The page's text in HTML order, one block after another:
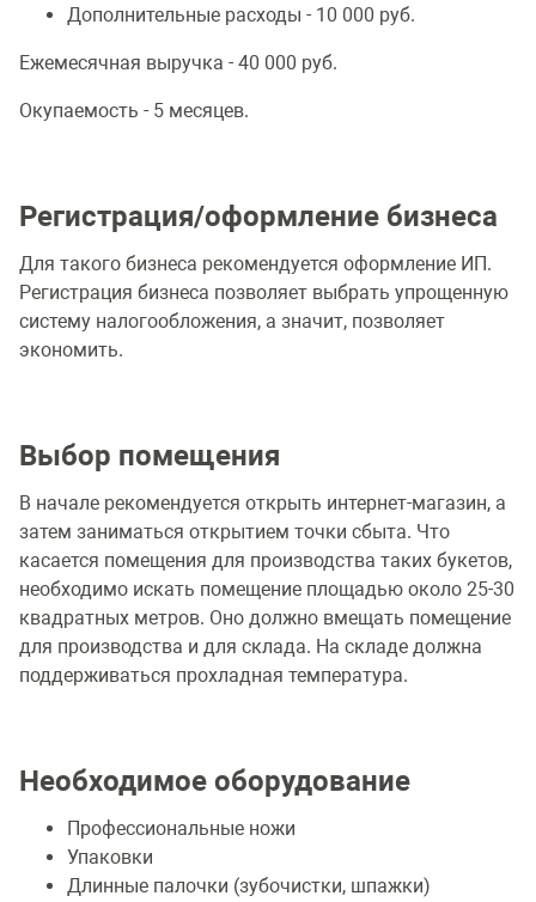
Дополнительные расходы - 10 000 руб.
Ежемесячная выручка - 40 000 руб.
Окупаемость - 5 месяцев.
Регистрация/оформление бизнеса
Для такого бизнеса рекомендуется оформление ИП.
Регистрация бизнеса позволяет выбрать упрощенную
систему налогообложения, а значит, позволяет
экономить.
Выбор помещения
В начале рекомендуется открыть интернет-магазин, а
затем заниматься открытием точки сбыта. Что
касается помещения для производства таких букетов,
необходимо искать помещение площадью около 25-30
квадратных метров. Оно должно вмещать помещение
для производства и для склада. На складе должна
поддерживаться прохладная температура.
Необходимое оборудование
Профессиональные ножи
Упаковки
Длинные палочки (зубочистки, шпажки)